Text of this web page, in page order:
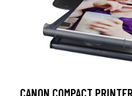
CANON COMPACT